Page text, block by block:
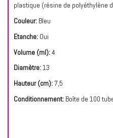
plastique (résine de polyéthylène
Couleur: Bleu
Etanche: Oui
Volume (ml):4
Diamètre:13
Hauteur (cm): 7,5
Conditionnement: Boîte de 100